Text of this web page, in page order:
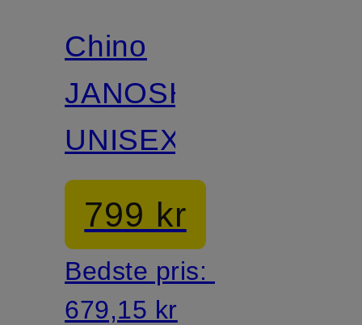
Chino
JANOSH
UNISEX
799 kr
Bedste pris:
679,15 kr